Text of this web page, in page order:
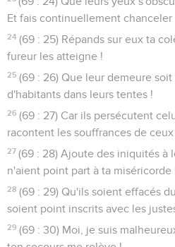
Et fais continuellement chanceler
24 (69 : 25) Répands sur eux ta
fureur les atteigne !
25 (69 : 26) Que leur demeure
d'habitants dans leurs tentes !
26 (69 : 27) Car ils persécutent
racontent les souffrances de ceux
27 (69 : 28) Ajoute des iniquités à
n'aient point part à ta miséricorde
28 (69 : 29) Qu'ils soient effacés
soient point inscrits avec les
29 (69 : 30) Moi, je suis